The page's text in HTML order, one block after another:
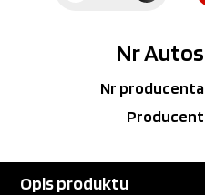
Nr Autos
Nr producenta
Producent
Opis produktu